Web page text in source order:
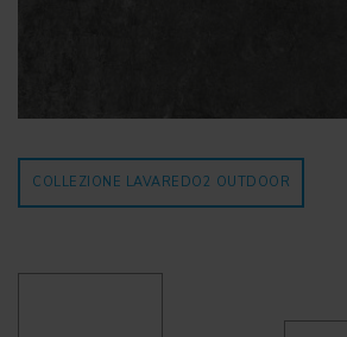
COLLEZIONE LAVAREDO2 OUTDOOR